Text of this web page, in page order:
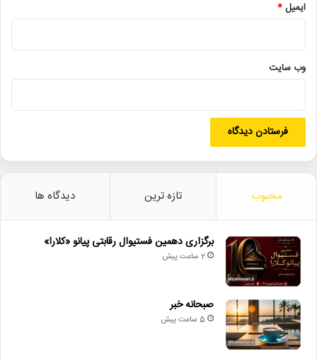
خانه هنرمندان برگزار خواهد شد. در این نشست، جمعی از شاعران و
گفت. همچنین تازه‌ترین کتاب او با نام «تا صید لبخند باستانی‌ات»
معرفی می‌شود.
5_واکنش لیدی گاگا به پیام همکلاسی سابق
لیدی گاگا، خواننده و بازیگر مشهور، به پیام یکی از همکلاسی‌های
سابقش که گفته بود او هرگز معروف نخواهد شد، واکنش نشان داد.
گاگا در تیک‌تاک نوشت: «باید ادامه داد و تسلیم نشد.» گاگا که نام
حرفه‌ای‌اش را از ترانه «رادیو گاگا» گروه کوئین گرفته، با اولین آلبومش
اسکار شده است. او اعلام کرده که به زودی اولین ترانه از هفتمین
آلبومش را منتشر می‌کند.
تا صبحانه خبری دیگر از میزهنری، روزتان پر از نغمه‌های هنری باشد!
ایمیل*
وب‌ سایت
محبوب تازه ترین دیدگاه ها
برگزاری دهمین فستیوال رقابتی پیانو «کلارا»
2 ساعت پیش
صبحانه خبر
5 ساعت پیش